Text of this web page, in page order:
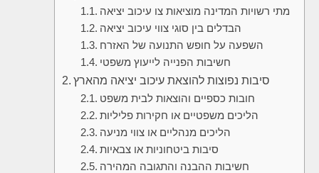
מתי רשויות המדינה מוציאות צו עיכוב יציאה
הבדלים בין סוגי צווי עיכוב יציאה
השפעה על חופש התנועה של האזרח
חשיבות הפנייה לייעוץ משפטי
סיבות נפוצות להוצאת עיכוב יציאה מהארץ
חובות כספיים והוצאות לבית משפט
הליכים משפטיים או חקירות פליליות
הליכים מנהליים או צווי מניעה
סיבות ביטחוניות או צבאיות
חשיבות ההבנה והתגובה המהירה